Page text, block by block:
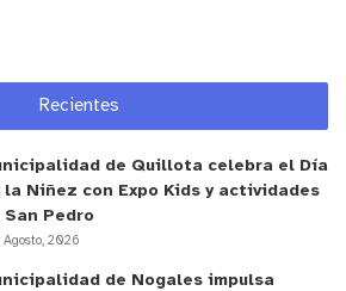
Recientes
de Quillota celebra el Día
la Niñez con Expo Kids y actividades
San Pedro
Agosto, 2026
de Nogales impulsa